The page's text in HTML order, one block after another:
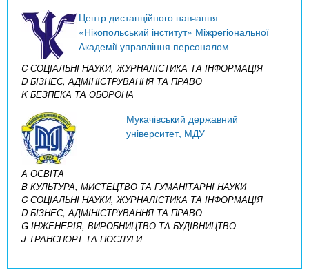
Центр дистанційного навчання
«Нікопольський інститут» Міжрегіональної
Академії управління персоналом
C СОЦІАЛЬНІ НАУКИ, ЖУРНАЛІСТИКА ТА ІНФОРМАЦІЯ
D БІЗНЕС, АДМІНІСТРУВАННЯ ТА ПРАВО
K БЕЗПЕКА ТА ОБОРОНА
Мукачівський державний
університет, МДУ
A ОСВІТА
B КУЛЬТУРА, МИСТЕЦТВО ТА ГУМАНІТАРНІ НАУКИ
C СОЦІАЛЬНІ НАУКИ, ЖУРНАЛІСТИКА ТА ІНФОРМАЦІЯ
D БІЗНЕС, АДМІНІСТРУВАННЯ ТА ПРАВО
G ІНЖЕНЕРІЯ, ВИРОБНИЦТВО ТА БУДІВНИЦТВО
J ТРАНСПОРТ ТА ПОСЛУГИ